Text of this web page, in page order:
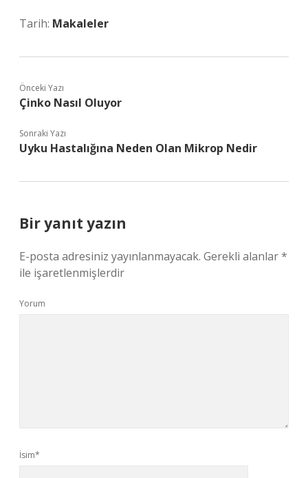
Tarih: Makaleler
Önceki Yazı
Çinko Nasıl Oluyor
Sonraki Yazı
Uyku Hastalığına Neden Olan Mikrop Nedir
Bir yanıt yazın
E-posta adresiniz yayınlanmayacak. Gerekli alanlar*
ile işaretlenmişlerdir
Yorum
İsim*